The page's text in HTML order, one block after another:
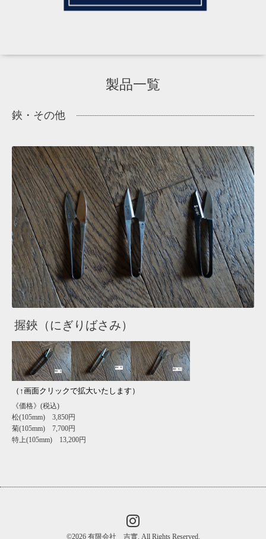
製品一覧
鋏・その他
握鋏（にぎりばさみ）
（↑画面クリックで拡大いたします）
《価格》(税込)
松(105mm) 3,850円
菊(105mm) 7,700円
特上(105mm) 13,200円
©2026 有限会社 吉實. All Rights Reserved.